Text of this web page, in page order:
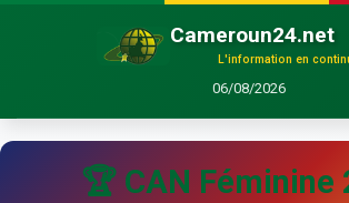
Cameroun24.net
L'information en
06/08/2026
🏆 CAN Féminine